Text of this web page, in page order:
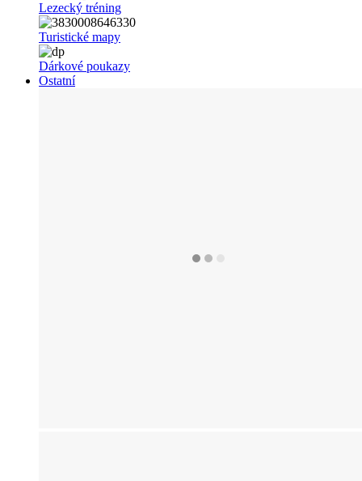
Lezecký tréning
Turistické mapy
Dárkové poukazy
Ostatní